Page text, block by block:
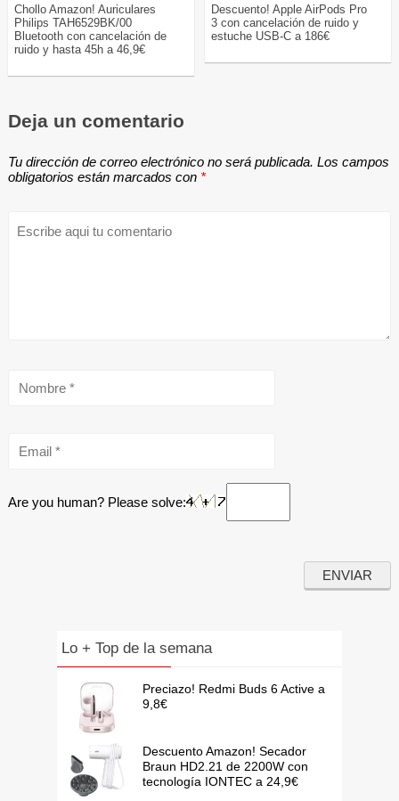
Chollo Amazon! Auriculares
Philips TAH6529BK/00
Bluetooth con cancelación de
ruido y hasta 45h a 46,9€
Descuento! Apple AirPods Pro
3 con cancelación de ruido y
estuche USB-C a 186€
Deja un comentario
Tu dirección de correo electrónico no será publicada. Los campos
obligatorios están marcados con *
Are you human? Please solve:
Lo + Top de la semana
Preciazo! Redmi Buds 6 Active a
9,8€
Descuento Amazon! Secador
Braun HD2.21 de 2200W con
tecnología IONTEC a 24,9€